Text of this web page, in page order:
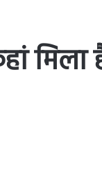
मिला